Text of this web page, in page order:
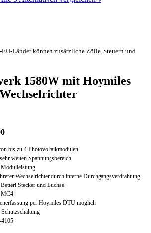
Länder können zusätzliche Zölle, Steuern und
1580W mit Hoymiles
bis zu 4 Photovoltaikmodulen
weiten Spannungsbereich
Modulleistung
Wechselrichter durch interne Durchgangsverdrahtung
Stecker und Buchse
MC4
per Hoymiles DTU möglich